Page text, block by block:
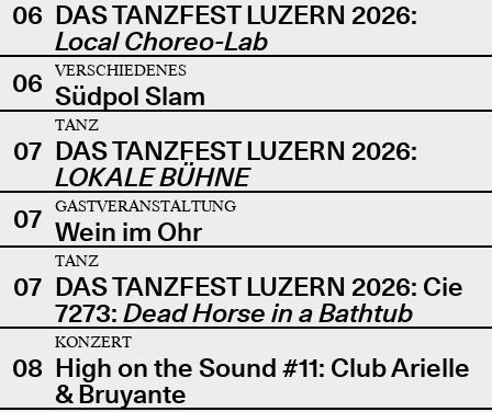
06 DAS TANZFEST LUZERN 2026:
Local Choreo-Lab
06
VERSCHIEDENES
Südpol Slam
07
TANZ
DAS TANZFEST LUZERN 2026:
LOKALE BÜHNE
07
GASTVERANSTALTUNG
Wein im Ohr
07
TANZ
DAS TANZFEST LUZERN 2026: Cie
7273: Dead Horse in a Bathtub
08
KONZERT
High on the Sound #11: Club Arielle
& Bruyante